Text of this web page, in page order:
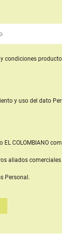
condiciones
y uso del dato
EL COLOMBIANO
aliados comerciales
Personal.